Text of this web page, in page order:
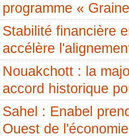
programme «
Stabilité financière
accélère
Nouakchott : la
accord historique
Sahel : Enabel
Ouest de